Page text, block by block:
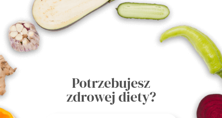
Potrzebujesz
zdrowej diety?